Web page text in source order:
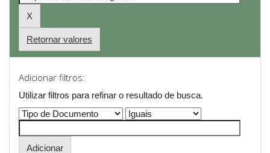
Retornar valores
Adicionar filtros:
Utilizar filtros para refinar o resultado de busca.